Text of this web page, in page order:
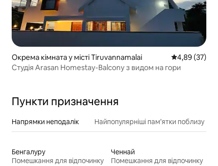
Окрема кімната у місті Tiruvannamalai Середня
4,89 (37)
Студія Arasan Homestay-Balcony з видом на гори
Пункти призначення
Напрямки неподалік Найпопулярніші пам’ятки поблизу
Бенгалуру
Помешкання для відпочинку
Ченнай
Помешкання для відпочинку